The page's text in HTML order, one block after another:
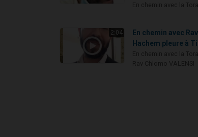
2:04
En chemin avec
Hachem pleure à